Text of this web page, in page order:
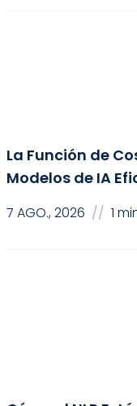
La Función de
Modelos de IA
7 AGO., 2026 // 1